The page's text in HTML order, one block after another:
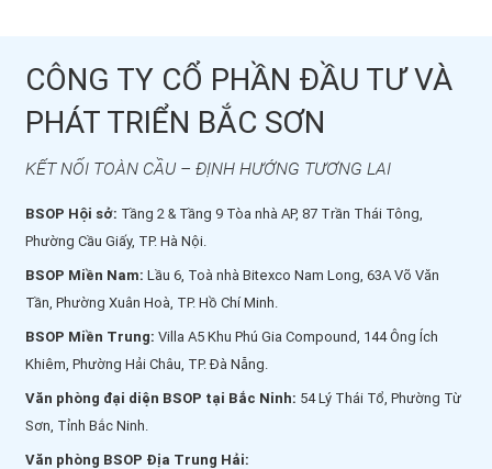
CÔNG TY CỔ PHẦN ĐẦU TƯ VÀ
PHÁT TRIỂN BẮC SƠN
KẾT NỐI TOÀN CẦU – ĐỊNH HƯỚNG TƯƠNG LAI
BSOP Hội sở: Tầng 2 & Tầng 9 Tòa nhà AP, 87 Trần Thái Tông,
Phường Cầu Giấy, TP. Hà Nội.
BSOP Miền Nam: Lầu 6, Toà nhà Bitexco Nam Long, 63A Võ Văn
Tần, Phường Xuân Hoà, TP. Hồ Chí Minh.
BSOP Miền Trung: Villa A5 Khu Phú Gia Compound, 144 Ông Ích
Khiêm, Phường Hải Châu, TP. Đà Nẵng.
Văn phòng đại diện BSOP tại Bắc Ninh: 54 Lý Thái Tổ, Phường Từ
Sơn, Tỉnh Bắc Ninh.
Văn phòng BSOP Địa Trung Hải: